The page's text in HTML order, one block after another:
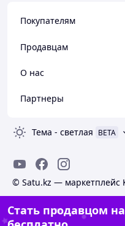
Покупателям
Продавцам
О нас
Партнеры
Тема - светлая BETA
© Satu.kz — маркетплейс
Стать продавцом